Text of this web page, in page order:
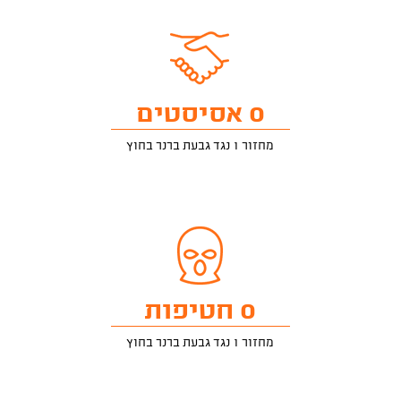
0 אסיסטים
מחזור 1 נגד גבעת ברנר בחוץ
0 חטיפות
מחזור 1 נגד גבעת ברנר בחוץ